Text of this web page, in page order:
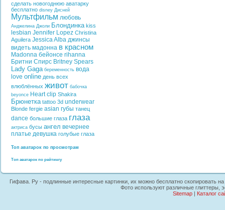
сделать новогоднюю аватарку
бесплатно disney Дисней
Мультфильм любовь
Анджелина Джоли Блондинка kiss
lesbian Jennifer Lopez Christina
Aguilera Jessica Alba джинсы
видеть мадонна в красном
Madonna бейонсе rihanna
Бритни Спирс Britney Spears
Lady Gaga беременность вода
love online день всех
влюблённых живот бабочка
beyonce Heart clip Shakira
Брюнетка tattoo 3d underwear
Blonde fergie asian губы танец
dance большие глаза глаза
актриса бусы ангел вечернее
платье девушка голубые глаза
Топ аватарок по просмотрам
Топ аватарок по рейтингу
Гифава. Ру - подлинные интересные картинки, их можно бесплатно скопировать
Фото используют различные
Sitemap| Каталог